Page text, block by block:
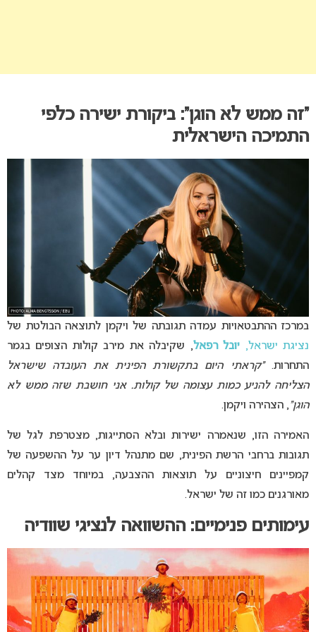
“זה ממש לא הוגן”: ביקורת ישירה כלפי
התמיכה הישראלית
במרכז ההתבטאויות עמדה תגובתה של ויקמן לתוצאה הבולטת של
נציגת ישראל, יובל רפאל, שקיבלה את מירב קולות הצופים בגמר
התחרות.“קראתי היום בתקשורת הפינית את העובדה שישראל
הצליחה להניע כמות עצומה של קולות. אני חושבת שזה ממש לא
הוגן”, הצהירה ויקמן.
האמירה הזו, שנאמרה ישירות ובלא הסתייגות, מצטרפת לגל של
תגובות ברחבי הרשת הפינית, שם מתנהל דיון ער על ההשפעה של
קמפיינים חיצוניים על תוצאות ההצבעה, במיוחד מצד קהלים
מאורגנים כמו זה של ישראל.
עימותים פנימיים: ההשוואה לנציגי שוודיה